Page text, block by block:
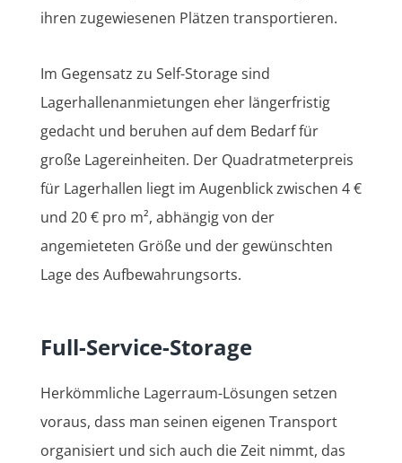
ihren zugewiesenen Plätzen transportieren.
Im Gegensatz zu Self-Storage sind
Lagerhallenanmietungen eher längerfristig
gedacht und beruhen auf dem Bedarf für
große Lagereinheiten. Der Quadratmeterpreis
für Lagerhallen liegt im Augenblick zwischen 4 €
und 20 € pro m², abhängig von der
angemieteten Größe und der gewünschten
Lage des Aufbewahrungsorts.
Full-Service-Storage
Herkömmliche Lagerraum-Lösungen setzen
voraus, dass man seinen eigenen Transport
organisiert und sich auch die Zeit nimmt, das